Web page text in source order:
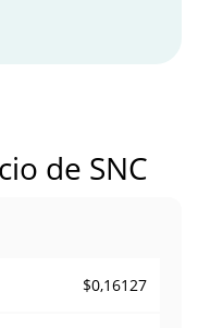
de SNC
$0,16127